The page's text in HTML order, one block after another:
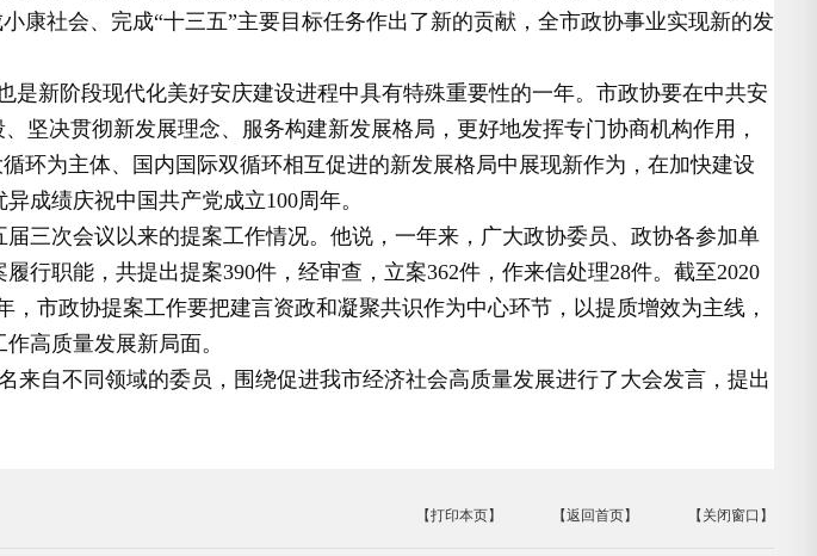
康社会、完成“十三五”主要目标任务作出了新的贡献，全市政协事业实现新的发
是新阶段现代化美好安庆建设进程中具有特殊重要性的一年。市政协要在中共安
坚决贯彻新发展理念、服务构建新发展格局，更好地发挥专门协商机构作用，
环为主体、国内国际双循环相互促进的新发展格局中展现新作为，在加快建设
成绩庆祝中国共产党成立100周年。
三次会议以来的提案工作情况。他说，一年来，广大政协委员、政协各参加单
行职能，共提出提案390件，经审查，立案362件，作来信处理28件。截至2020
市政协提案工作要把建言资政和凝聚共识作为中心环节，以提质增效为主线，
高质量发展新局面。
自不同领域的委员，围绕促进我市经济社会高质量发展进行了大会发言，提出
【打印本页】 【返回首页】 【关闭窗口】